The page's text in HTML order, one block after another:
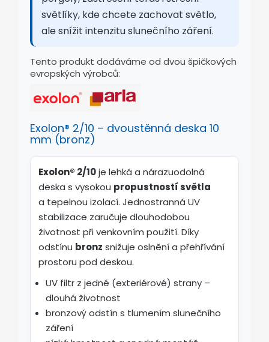
světlíky, kde chcete zachovat světlo,
ale snížit intenzitu slunečního záření.
Tento produkt dodáváme od dvou špičkových
evropských výrobců:
Exolon® 2/10 – dvoustěnná deska 10
mm (bronz)
Exolon® 2/10je lehká a nárazuodolná
deska s vysokou propustností světla
a tepelnou izolací. Jednostranná UV
stabilizace zaručuje dlouhodobou
životnost při venkovním použití. Díky
odstínu bronz snižuje oslnění a přehřívání
prostoru pod deskou.
UV filtr z jedné (exteriérové) strany –
dlouhá životnost
bronzový odstín s tlumením slunečního
záření